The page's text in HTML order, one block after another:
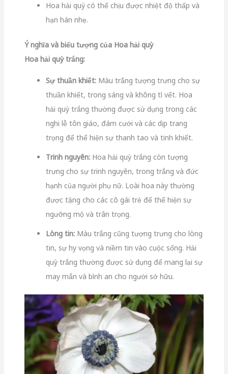
Hoa hải quỳ có thể chịu được nhiệt độ thấp và
hạn hán nhẹ.
Ý nghĩa và biểu tượng của Hoa hải quỳ
Hoa hải quỳ trắng:
Sự thuần khiết:Màu trắng tượng trưng cho sự
thuần khiết, trong sáng và không tì vết. Hoa
hải quỳ trắng thường được sử dụng trong các
nghi lễ tôn giáo, đám cưới và các dịp trang
trọng để thể hiện sự thanh tao và tinh khiết.
Trinh nguyên:Hoa hải quỳ trắng còn tượng
trưng cho sự trinh nguyên, trong trắng và đức
hạnh của người phụ nữ. Loài hoa này thường
được tặng cho các cô gái trẻ để thể hiện sự
ngưỡng mộ và trân trọng.
Lòng tin:Màu trắng cũng tượng trưng cho lòng
tin, sự hy vọng và niềm tin vào cuộc sống. Hải
quỳ trắng thường được sử dụng để mang lại sự
may mắn và bình an cho người sở hữu.